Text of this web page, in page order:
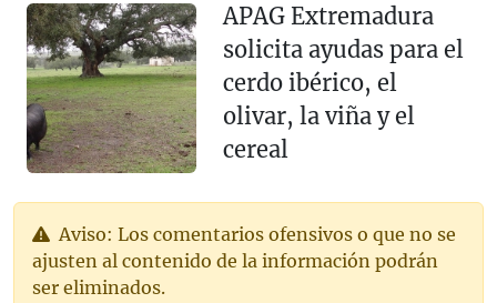
APAG Extremadura
solicita ayudas para el
cerdo ibérico, el
olivar, la viña y el
cereal
Aviso: Los comentarios ofensivos o que no se
ajusten al contenido de la información podrán
ser eliminados.